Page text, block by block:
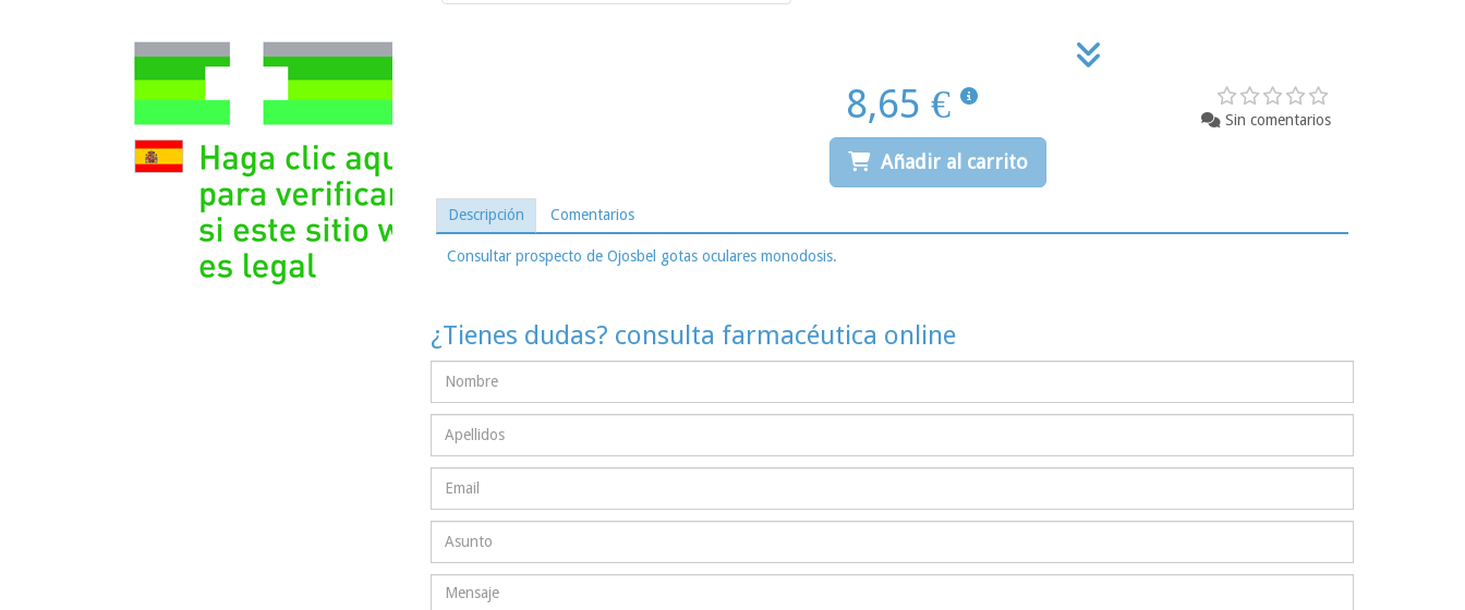
8,65 € Sin comentarios
Añadir al carrito
Descripción Comentarios
Consultar prospecto de Ojosbel gotas oculares monodosis.
¿Tienes dudas? consulta farmacéutica online